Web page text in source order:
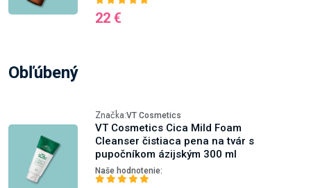
22 €
Obľúbený
Značka:VT Cosmetics
VT Cosmetics Cica Mild Foam
Cleanser čistiaca pena na tvár s
pupočníkom ázijským 300 ml
Naše hodnotenie: